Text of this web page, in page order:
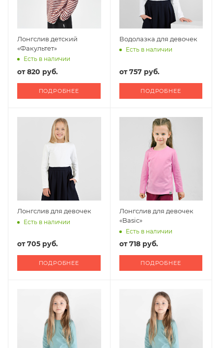
Лонгслив детский
«Факультет»
Есть в наличии
от820 руб.
ПОДРОБНЕЕ
Водолазка для девочек
Есть в наличии
от757 руб.
ПОДРОБНЕЕ
Лонгслив для девочек
Есть в наличии
от705 руб.
ПОДРОБНЕЕ
Лонгслив для девочек
«Basic»
Есть в наличии
от718 руб.
ПОДРОБНЕЕ